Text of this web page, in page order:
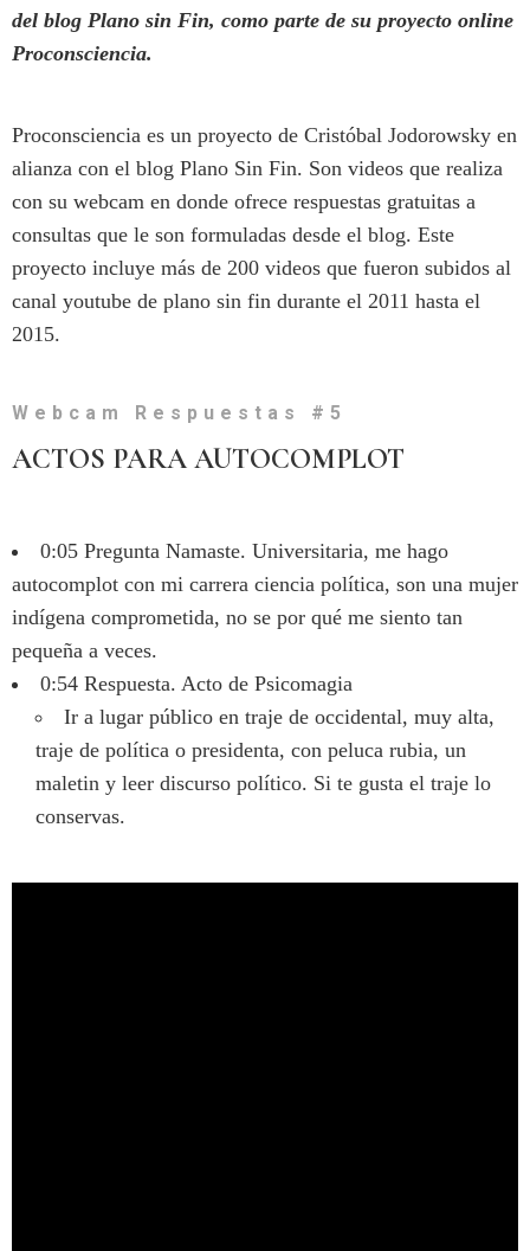
del blog Plano sin Fin, como parte de su proyecto online
Proconsciencia.
Proconsciencia es un proyecto de Cristóbal Jodorowsky en
alianza con el blog Plano Sin Fin. Son videos que realiza
con su webcam en donde ofrece respuestas gratuitas a
consultas que le son formuladas desde el blog. Este
proyecto incluye más de 200 videos que fueron subidos al
canal youtube de plano sin fin durante el 2011 hasta el
2015.
Webcam Respuestas #5
ACTOS PARA AUTOCOMPLOT
0:05 Pregunta Namaste. Universitaria, me hago
autocomplot con mi carrera ciencia política, son una mujer
indígena comprometida, no se por qué me siento tan
pequeña a veces.
0:54 Respuesta. Acto de Psicomagia
Ir a lugar público en traje de occidental, muy alta,
traje de política o presidenta, con peluca rubia, un
maletin y leer discurso político. Si te gusta el traje lo
conservas.